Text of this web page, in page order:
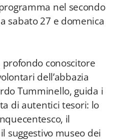
nel secondo
sabato 27 e domenica
profondo conoscitore
dell’abbazia
Tumminello, guida i
di autentici tesori: lo
il
suggestivo museo dei